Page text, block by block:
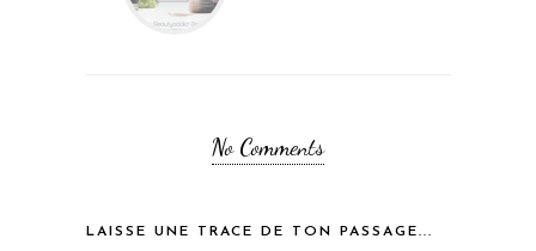
No Comments
LAISSE UNE TRACE DE TON PASSAGE...